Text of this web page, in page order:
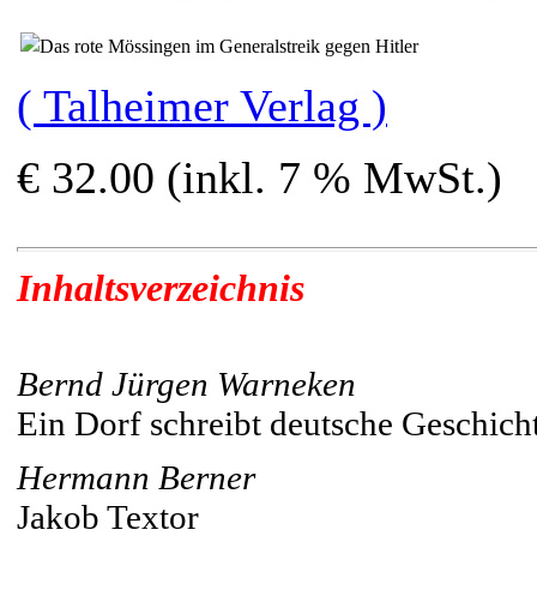
( Talheimer Verlag )
€ 32.00 (inkl. 7 % MwSt.)
Inhaltsverzeichnis
Bernd Jürgen Warneken
Ein Dorf schreibt deutsche
Hermann Berner
Jakob Textor